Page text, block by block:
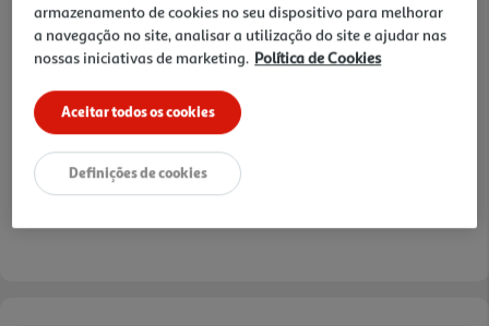
armazenamento de cookies no seu dispositivo para melhorar
a navegação no site, analisar a utilização do site e ajudar nas
nossas iniciativas de marketing. Política de Cookies
Aceitar todos os cookies
Definições de cookies